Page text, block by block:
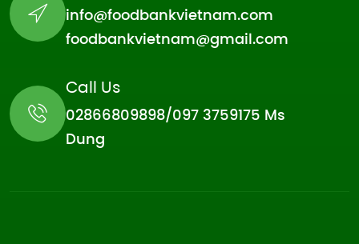
info@foodbankvietnam.com
foodbankvietnam@gmail.com
Call Us
02866809898/097 3759175 Ms
Dung